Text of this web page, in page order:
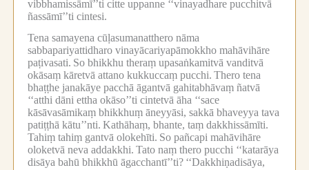
vibbhamissāmī’’ti citte uppanne ‘‘vinayadhare pucchitvā
ñassāmī’’ti cintesi.
Tena samayena cūḷasumanatthero nāma
sabbapariyattidharo vinayācariyapāmokkho mahāvihāre
paṭivasati. So bhikkhu theraṃ upasaṅkamitvā vanditvā
okāsaṃ kāretvā attano kukkuccaṃ pucchi. Thero tena
bhaṭṭhe janakāye pacchā āgantvā gahitabhāvaṃ ñatvā
‘‘atthi dāni ettha okāso’’ti cintetvā āha ‘‘sace
kāsāvasāmikaṃ bhikkhuṃ āneyyāsi, sakkā bhaveyya tava
patiṭṭhā kātu’’nti. Kathāhaṃ, bhante, taṃ dakkhissāmīti.
Tahiṃ tahiṃ gantvā olokehīti. So pañcapi mahāvihāre
oloketvā neva addakkhi. Tato naṃ thero pucchi ‘‘katarāya
disāya bahū bhikkhū āgacchantī’’ti? ‘‘Dakkhiṇadisāya,